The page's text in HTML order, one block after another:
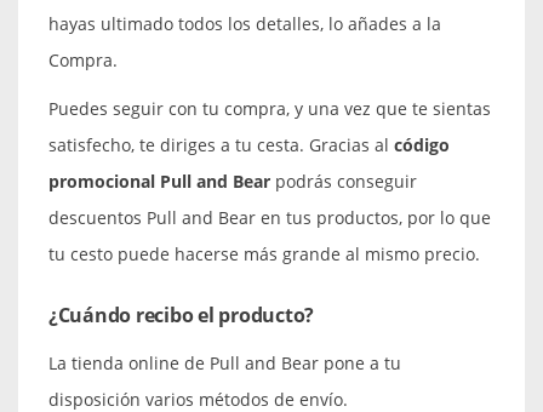
hayas ultimado todos los detalles, lo añades a la
Compra.
Puedes seguir con tu compra, y una vez que te sientas
satisfecho, te diriges a tu cesta. Gracias al código
promocional Pull and Bear podrás conseguir
descuentos Pull and Bear en tus productos, por lo que
tu cesto puede hacerse más grande al mismo precio.
¿Cuándo recibo el producto?
La tienda online de Pull and Bear pone a tu
disposición varios métodos de envío.